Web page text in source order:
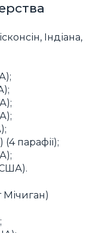
Індіана,
парафії);
США).
Мічиган)